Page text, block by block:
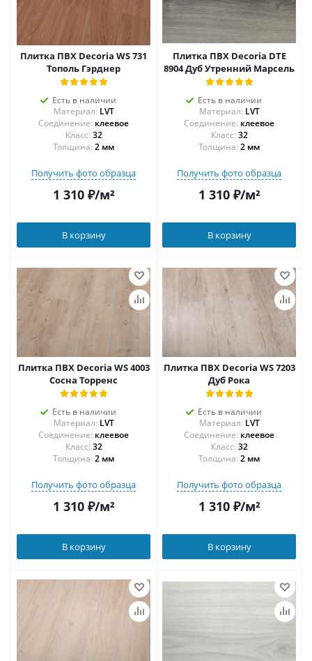
Плитка ПВХ Decoria WS 731
Тополь Гэрднер
Есть в наличии
Материал: LVT
Соединение: клеевое
32
Толщина: 2 мм
Получить фото образца
1 310₽/м²
В корзину
Плитка ПВХ Decoria DTE
8904 Дуб Утренний Марсель
Есть в наличии
Материал: LVT
Соединение: клеевое
32
Толщина: 2 мм
Получить фото образца
1 310₽/м²
В корзину
Плитка ПВХ Decoria WS 4003
Сосна Торренс
Есть в наличии
Материал: LVT
Соединение: клеевое
32
Толщина: 2 мм
Получить фото образца
1 310₽/м²
В корзину
Плитка ПВХ Decoria WS 7203
Дуб Рока
Есть в наличии
Материал: LVT
Соединение: клеевое
32
Толщина: 2 мм
Получить фото образца
1 310₽/м²
В корзину